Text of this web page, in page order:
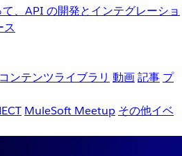
、API の開発とインテグレーショ
ス
コンテンツライブラリ 動画記事 プ
MuleSoft Meetup その他イベ